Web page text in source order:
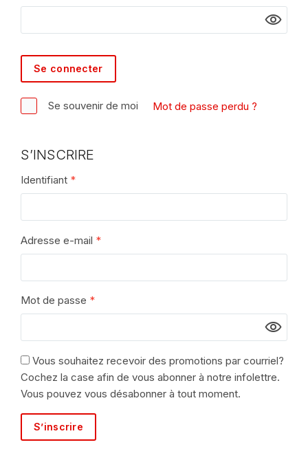
Se connecter
Se souvenir de moi Mot de passe perdu ?
S’INSCRIRE
Identifiant *
Adresse e-mail *
Mot de passe *
Vous souhaitez recevoir des promotions par courriel?
Cochez la case afin de vous abonner à notre infolettre.
Vous pouvez vous désabonner à tout moment.
S’inscrire